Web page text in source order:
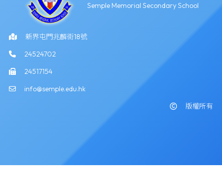
Semple Memorial Secondary School
新界屯門兆麟街18號
24524702
24517154
info@semple.edu.hk
版權所有